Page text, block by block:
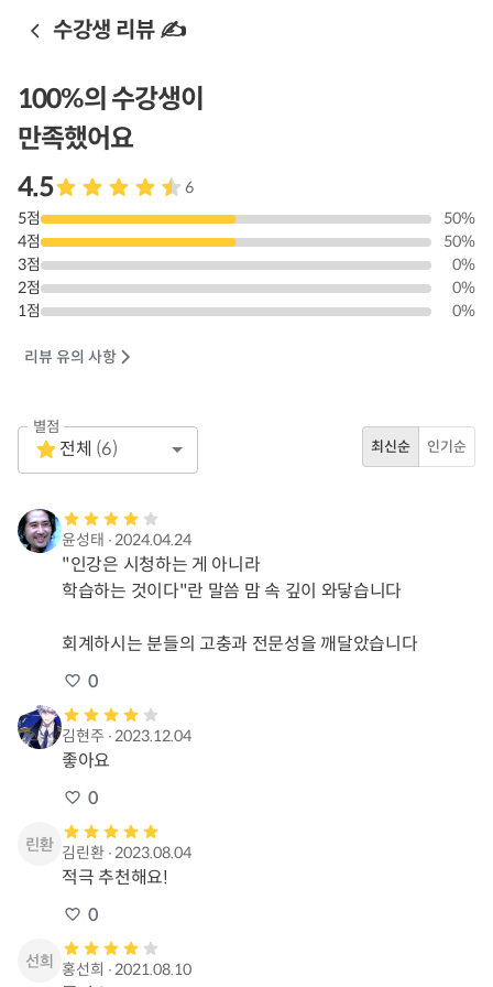
수강생 리뷰 ✍️
100%의 수강생이
만족했어요
4.5
6
5점 50%
4점 50%
3점 0%
2점 0%
1점 0%
리뷰 유의 사항
별점
1 Star
Empty
전체 (6) 최신순 인기순
윤성태 ∙2024.04.24
"인강은 시청하는 게 아니라
학습하는 것이다"란 말씀 맘 속 깊이 와닿습니다
회계하시는 분들의 고충과 전문성을 깨달았습니다
0
김현주 ∙2023.12.04
좋아요
0
김린환∙2023.08.04
적극 추천해요!
0
홍선희 ∙2021.08.10